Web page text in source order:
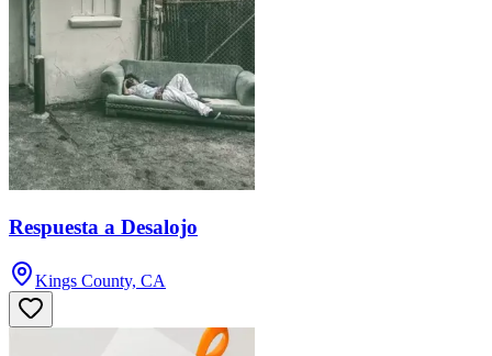
Respuesta a Desalojo
Kings County, CA